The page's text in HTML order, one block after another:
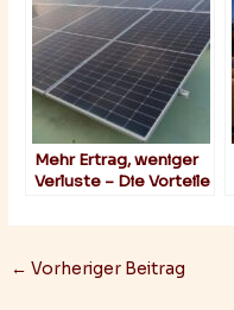
Mehr Ertrag, weniger
Verluste – Die Vorteile
Modultechnologien
← Vorheriger Beitrag